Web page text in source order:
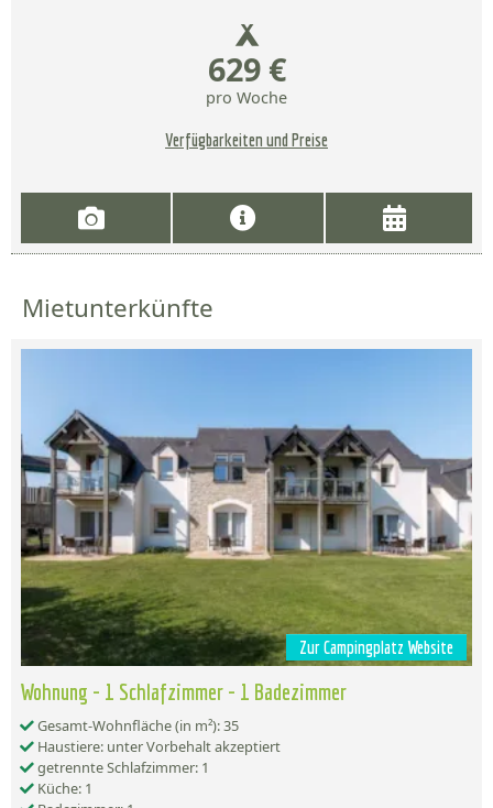
629 €
pro Woche
Verfügbarkeiten und Preise
Mietunterkünfte
Zur Campingplatz Website
Wohnung - 1 Schlafzimmer - 1 Badezimmer
Gesamt-Wohnfläche (in m²): 35
Haustiere: unter Vorbehalt akzeptiert
getrennte Schlafzimmer: 1
Küche: 1